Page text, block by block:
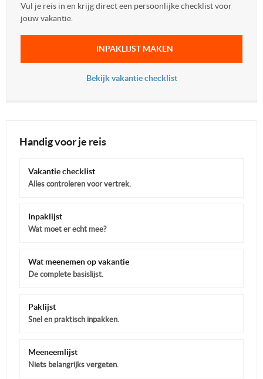
Vul je reis in en krijg direct een persoonlijke checklist voor
jouw vakantie.
INPAKLIJST MAKEN
Bekijk vakantie checklist
Handig voor je reis
Vakantie checklist
Alles controleren voor vertrek.
Inpaklijst
Wat moet er echt mee?
Wat meenemen op vakantie
De complete basislijst.
Paklijst
Snel en praktisch inpakken.
Meeneemlijst
Niets belangrijks vergeten.